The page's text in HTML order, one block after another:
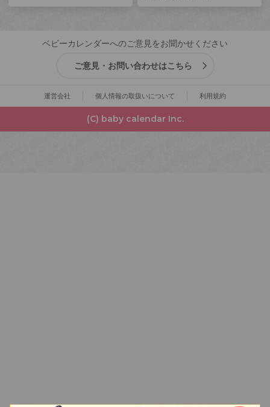
ベビーカレンダーへのご意見をお聞かせください
ご意見・お問い合わせはこちら
運営会社 個人情報の取扱いについて 利用規約
(C) baby calendar Inc.